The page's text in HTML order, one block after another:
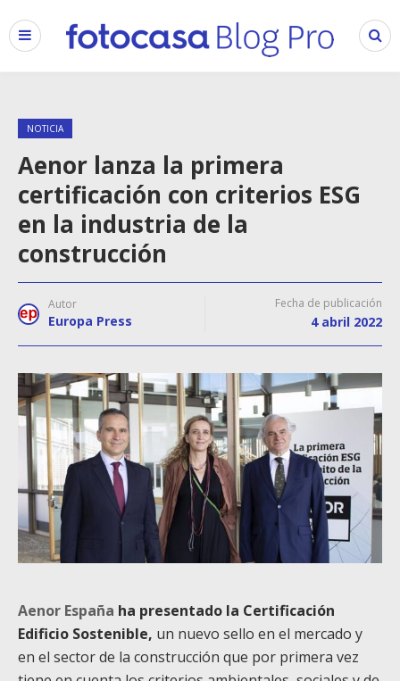
NOTICIA
Aenor lanza la primera
certificación con criterios ESG
en la industria de la
construcción
Autor
Europa Press
Fecha de publicación
4 abril 2022
Aenor España ha presentado la Certificación
Edificio Sostenible, un nuevo sello en el mercado y
en el sector de la construcción que por primera vez